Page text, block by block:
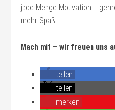
jede Menge Motivation –
mehr Spaß!
Mach mit – wir freuen uns
teilen
teilen
merken